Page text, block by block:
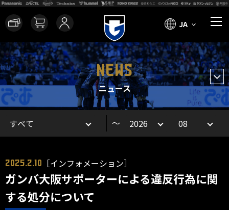
JA
NEWS
ニュース
～
2025.2.10 ［インフォメーション］
ガンバ大阪サポーターによる違反行為に関
する処分について